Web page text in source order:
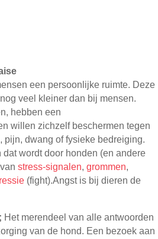
een persoonlijke ruimte. Deze
veel kleiner dan bij mensen.
hebben een
willen zichzelf beschermen tegen
pijn, dwang of fysieke bedreiging.
dat wordt door honden (en andere
stress-signalen, grommen,
(fight).Angst is bij dieren de
Het merendeel van alle antwoorden
van de hond. Een bezoek aan